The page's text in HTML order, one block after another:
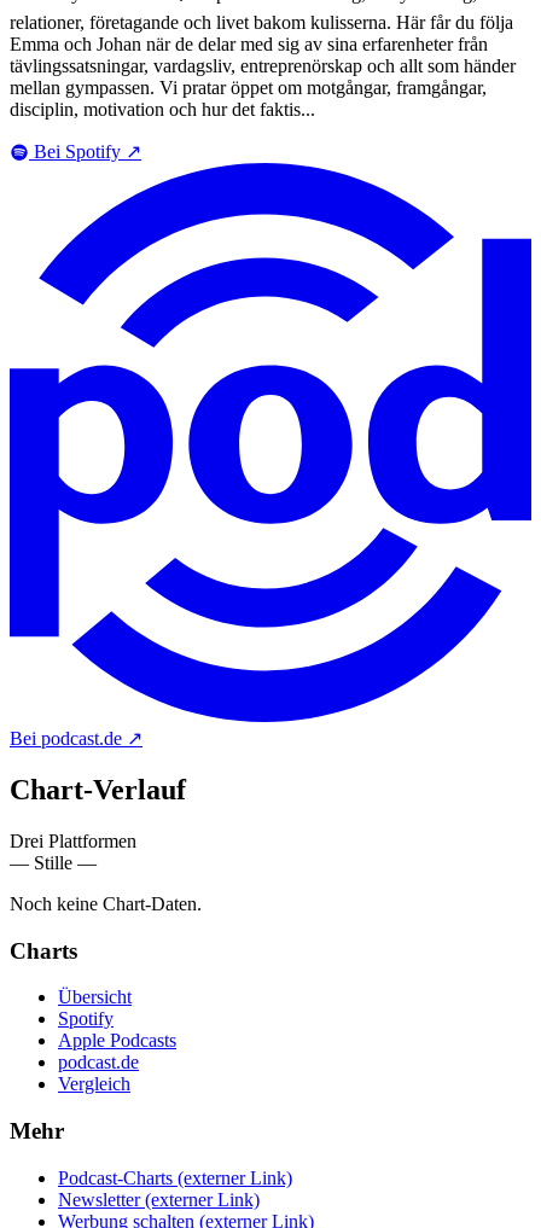
relationer, företagande och livet bakom kulisserna. Här får du följa
Emma och Johan när de delar med sig av sina erfarenheter från
tävlingssatsningar, vardagsliv, entreprenörskap och allt som händer
mellan gympassen. Vi pratar öppet om motgångar, framgångar,
disciplin, motivation och hur det faktis...
Bei Spotify ↗
Bei podcast.de ↗
Chart-Verlauf
Drei Plattformen
— Stille —
Noch keine Chart-Daten.
Charts
Übersicht
Spotify
Apple Podcasts
podcast.de
Vergleich
Mehr
Podcast-Charts (externer Link)
Newsletter (externer Link)
Werbung schalten (externer Link)